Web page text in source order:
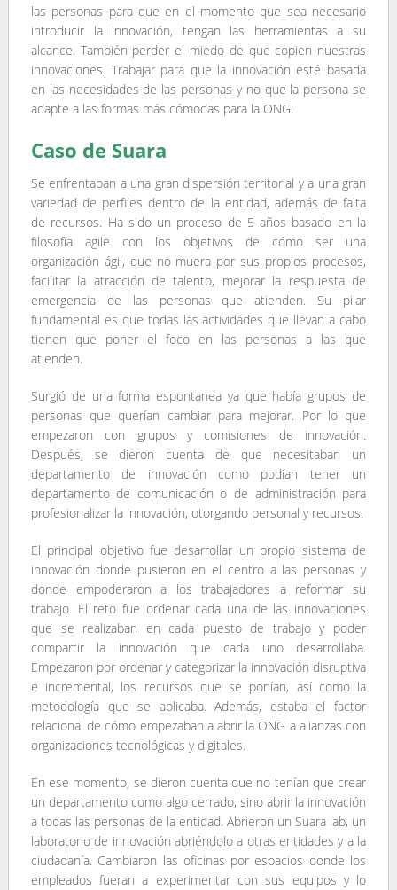
las personas para que en el momento que sea necesario
introducir la innovación, tengan las herramientas a su
alcance. También perder el miedo de que copien nuestras
innovaciones. Trabajar para que la innovación esté basada
en las necesidades de las personas y no que la persona se
adapte a las formas más cómodas para la ONG.
Caso de Suara
Se enfrentaban a una gran dispersión territorial y a una gran
variedad de perfiles dentro de la entidad, además de falta
de recursos. Ha sido un proceso de 5 años basado en la
filosofía agile con los objetivos de cómo ser una
organización ágil, que no muera por sus propios procesos,
facilitar la atracción de talento, mejorar la respuesta de
emergencia de las personas que atienden. Su pilar
fundamental es que todas las actividades que llevan a cabo
tienen que poner el foco en las personas a las que
atienden.
Surgió de una forma espontanea ya que había grupos de
personas que querían cambiar para mejorar. Por lo que
empezaron con grupos y comisiones de innovación.
Después, se dieron cuenta de que necesitaban un
departamento de innovación como podían tener un
departamento de comunicación o de administración para
profesionalizar la innovación, otorgando personal y recursos.
El principal objetivo fue desarrollar un propio sistema de
innovación donde pusieron en el centro a las personas y
donde empoderaron a los trabajadores a reformar su
trabajo. El reto fue ordenar cada una de las innovaciones
que se realizaban en cada puesto de trabajo y poder
compartir la innovación que cada uno desarrollaba.
Empezaron por ordenar y categorizar la innovación disruptiva
e incremental, los recursos que se ponían, así como la
metodología que se aplicaba. Además, estaba el factor
relacional de cómo empezaban a abrir la ONG a alianzas con
organizaciones tecnológicas y digitales.
En ese momento, se dieron cuenta que no tenían que crear
un departamento como algo cerrado, sino abrir la innovación
a todas las personas de la entidad. Abrieron un Suara lab, un
laboratorio de innovación abriéndolo a otras entidades y a la
ciudadanía. Cambiaron las oficinas por espacios donde los
empleados fueran a experimentar con sus equipos y lo